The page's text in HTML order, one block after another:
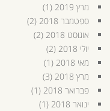
מרץ 2019
(1)
ספטמבר 2018
(2)
אוגוסט 2018
(2)
יולי 2018
(2)
מאי 2018
(1)
מרץ 2018
(3)
פברואר 2018
(1)
ינואר 2018
(1)